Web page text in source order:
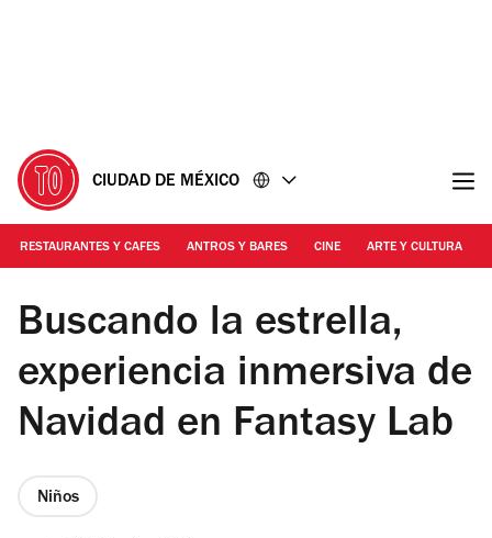
CIUDAD DE MÉXICO
RESTAURANTES Y CAFES ANTROS Y BARES CINE ARTE Y CULTURA
Foto: Cortesía Fantasy Lab
Buscando la estrella,
experiencia inmersiva de
Navidad en Fantasy Lab
Niños